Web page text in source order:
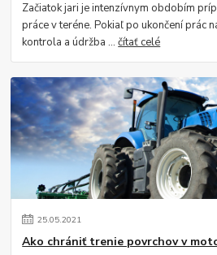
Začiatok jari je intenzívnym obdobím
práce v teréne. Pokiaľ po ukončení prác
kontrola a údržba ...čítať celé
25.05.2021
Ako chrániť trenie povrchov v